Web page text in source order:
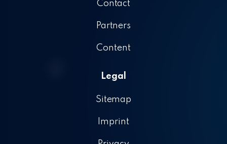
Contact
Partners
Content
Legal
Sitemap
Imprint